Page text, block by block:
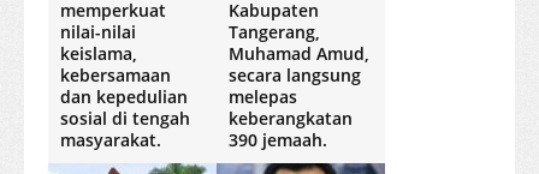
memperkuat
nilai-nilai
keislama,
kebersamaan
dan kepedulian
sosial di tengah
masyarakat.
Kabupaten
Tangerang,
Muhamad Amud,
secara langsung
melepas
keberangkatan
390 jemaah.